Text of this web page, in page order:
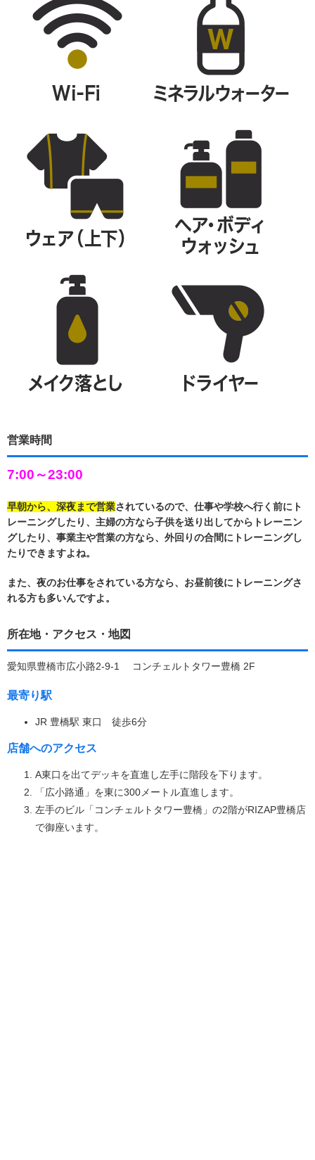
営業時間
7:00～23:00
早朝から、深夜まで営業されているので、仕事や学校へ行く前にト
レーニングしたり、主婦の方なら子供を送り出してからトレーニン
グしたり、事業主や営業の方なら、外回りの合間にトレーニングし
たりできますよね。
また、夜のお仕事をされている方なら、お昼前後にトレーニングさ
れる方も多いんですよ。
所在地・アクセス・地図
愛知県豊橋市広小路2-9-1 コンチェルトタワー豊橋 2F
最寄り駅
JR 豊橋駅 東口 徒歩6分
店舗へのアクセス
A東口を出てデッキを直進し左手に階段を下ります。
「広小路通」を東に300メートル直進します。
左手のビル「コンチェルトタワー豊橋」の2階がRIZAP豊橋店
で御座います。